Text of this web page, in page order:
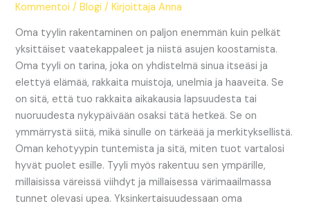
Kommentoi /Blogi / KirjoittajaAnna
Oma tyylin rakentaminen on paljon enemmän kuin pelkät
yksittäiset vaatekappaleet ja niistä asujen koostamista.
Oma tyyli on tarina, joka on yhdistelmä sinua itseäsi ja
elettyä elämää, rakkaita muistoja, unelmia ja haaveita. Se
on sitä, että tuo rakkaita aikakausia lapsuudesta tai
nuoruudesta nykypäivään osaksi tätä hetkeä. Se on
ymmärrystä siitä, mikä sinulle on tärkeää ja merkityksellistä.
Oman kehotyypin tuntemista ja sitä, miten tuot vartalosi
hyvät puolet esille. Tyyli myös rakentuu sen ympärille,
millaisissa väreissä viihdyt ja millaisessa värimaailmassa
tunnet olevasi upea. Yksinkertaisuudessaan oma